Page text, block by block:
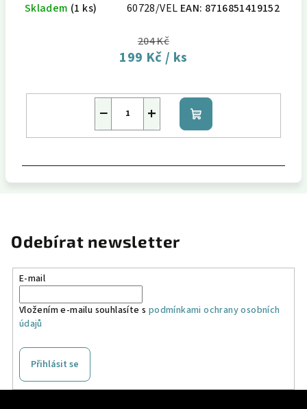
Skladem (1 ks) 60728/VEL EAN: 8716851419152
204 Kč
199 Kč/ ks
+
− Do
košíku
Odebírat newsletter
E-mail
Vložením e-mailu souhlasíte s podmínkami ochrany osobních
údajů
Přihlásit se